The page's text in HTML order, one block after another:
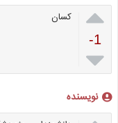

-1

کسان
نویسنده